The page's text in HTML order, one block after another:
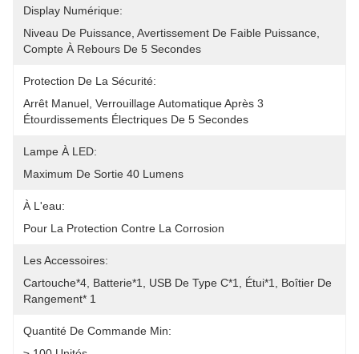
Display Numérique:
Niveau De Puissance, Avertissement De Faible Puissance,
Compte À Rebours De 5 Secondes
Protection De La Sécurité:
Arrêt Manuel, Verrouillage Automatique Après 3
Étourdissements Électriques De 5 Secondes
Lampe À LED:
Maximum De Sortie 40 Lumens
À L'eau:
Pour La Protection Contre La Corrosion
Les Accessoires:
Cartouche*4, Batterie*1, USB De Type C*1, Étui*1, Boîtier De
Rangement* 1
Quantité De Commande Min: